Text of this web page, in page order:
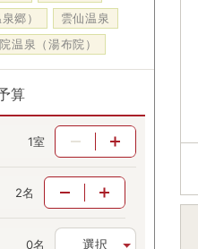
郷）
雲仙温泉
温泉（湯布院）
算
室
名
名 選択